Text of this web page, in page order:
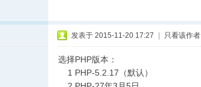
发表于 2015-11-20 17:27 只看该作者
选择PHP版本：
1 PHP-5.2.17（默认）